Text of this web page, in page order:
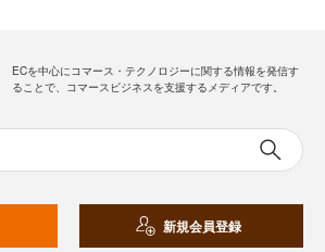
ECを中心にコマース・テクノロジーに関する情報を発信す
ることで、コマースビジネスを支援するメディアです。
新規会員登録